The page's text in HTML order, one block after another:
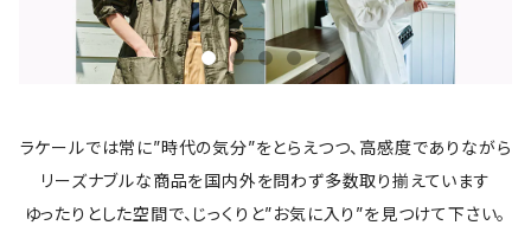
ラケールでは常に”時代の気分”をとらえつつ、高感度でありながら
リーズナブルな商品を国内外を問わず多数取り揃えています
ゆったりとした空間で、じっくりと”お気に入り”を見つけて下さい。